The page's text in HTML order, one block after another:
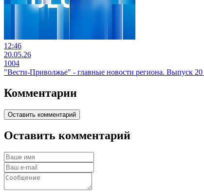
12:46
20.05.26
1004
"Вести-Приволжье" - главные новости региона. Выпуск 20
Комментарии
Оставить комментарий
Оставить комментарий